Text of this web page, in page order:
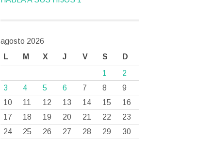
agosto 2026
L
M X J V S
D
1
2
3
4 5 6 7 8
9
10
11 12 13 14 15
16
17
18 19 20 21 22
23
24
25 26 27 28 29
30